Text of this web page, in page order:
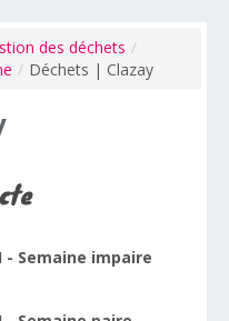
des déchets /
/ Déchets | Clazay
- Semaine impaire